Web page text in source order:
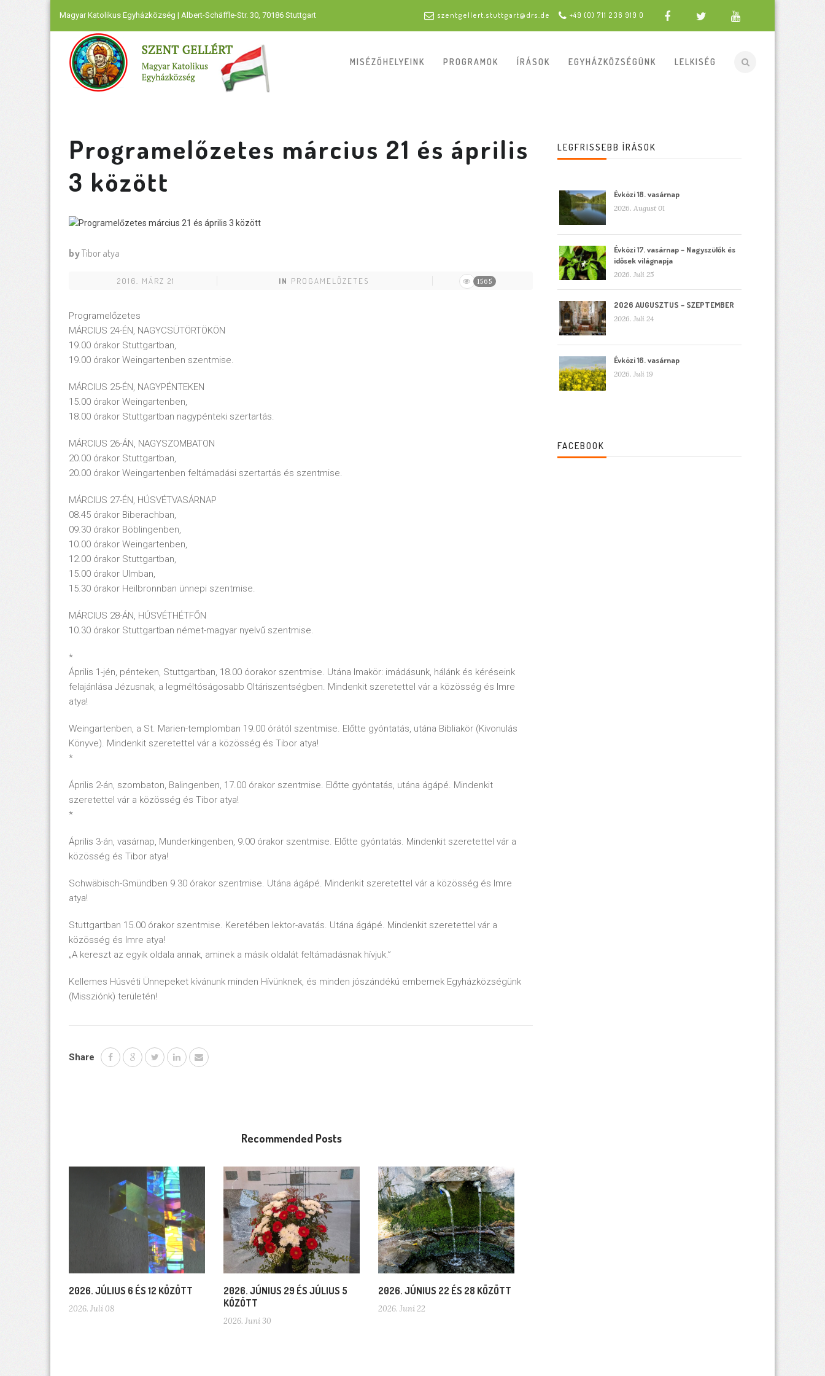
Magyar Katolikus Egyházközség | Albert-Schäffle-Str. 30, 70186 Stuttgart szentgellert.stuttgart@drs.de +49 (0) 711 236 919 0
MISÉZŐHELYEINK PROGRAMOK ÍRÁSOK EGYHÁZKÖZSÉGÜNK LELKISÉG
Programelőzetes március 21 és április
3 között
byTibor atya
2016. MÄRZ 21 IN PROGAMELŐZETES 1565
Programelőzetes
MÁRCIUS 24-ÉN, NAGYCSÜTÖRTÖKÖN
19.00 órakor Stuttgartban,
19.00 órakor Weingartenben szentmise.
MÁRCIUS 25-ÉN, NAGYPÉNTEKEN
15.00 órakor Weingartenben,
18.00 órakor Stuttgartban nagypénteki szertartás.
MÁRCIUS 26-ÁN, NAGYSZOMBATON
20.00 órakor Stuttgartban,
20.00 órakor Weingartenben feltámadási szertartás és szentmise.
MÁRCIUS 27-ÉN, HÚSVÉTVASÁRNAP
08.45 órakor Biberachban,
09.30 órakor Böblingenben,
10.00 órakor Weingartenben,
12.00 órakor Stuttgartban,
15.00 órakor Ulmban,
15.30 órakor Heilbronnban ünnepi szentmise.
MÁRCIUS 28-ÁN, HÚSVÉTHÉTFŐN
10.30 órakor Stuttgartban német-magyar nyelvű szentmise.
*
Április 1-jén, pénteken, Stuttgartban, 18.00 óorakor szentmise. Utána Imakör: imádásunk, hálánk és kéréseink
felajánlása Jézusnak, a legméltóságosabb Oltáriszentségben. Mindenkit szeretettel vár a közösség és Imre
atya!
Weingartenben, a St. Marien-templomban 19.00 órától szentmise. Előtte gyóntatás, utána Bibliakör (Kivonulás
Könyve). Mindenkit szeretettel vár a közösség és Tibor atya!
*
Április 2-án, szombaton, Balingenben, 17.00 órakor szentmise. Előtte gyóntatás, utána ágápé. Mindenkit
szeretettel vár a közösség és Tibor atya!
*
Április 3-án, vasárnap, Munderkingenben, 9.00 órakor szentmise. Előtte gyóntatás. Mindenkit szeretettel vár a
közösség és Tibor atya!
Schwäbisch-Gmündben 9.30 órakor szentmise. Utána ágápé. Mindenkit szeretettel vár a közösség és Imre
atya!
Stuttgartban 15.00 órakor szentmise. Keretében lektor-avatás. Utána ágápé. Mindenkit szeretettel vár a
közösség és Imre atya!
„A kereszt az egyik oldala annak, aminek a másik oldalát feltámadásnak hívjuk.”
Kellemes Húsvéti Ünnepeket kívánunk minden Hívünknek, és minden jószándékú embernek Egyházközségünk
(Missziónk) területén!
Share
Recommended Posts
2026. JÚLIUS 6 ÉS 12 KÖZÖTT
2026. Juli 08
2026. JÚNIUS 29 ÉS JÚLIUS 5
KÖZÖTT
2026. Juni 30
2026. JÚNIUS 22 ÉS 28 KÖZÖTT
2026. Juni 22
LEGFRISSEBB ÍRÁSOK
Évközi 18. vasárnap
2026. August 01
Évközi 17. vasárnap – Nagyszülők és
idősek világnapja
2026. Juli 25
2026 AUGUSZTUS – SZEPTEMBER
2026. Juli 24
Évközi 16. vasárnap
2026. Juli 19
FACEBOOK